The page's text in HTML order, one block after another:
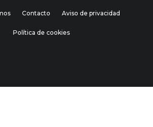
Contacto Aviso de privacidad
Política de cookies